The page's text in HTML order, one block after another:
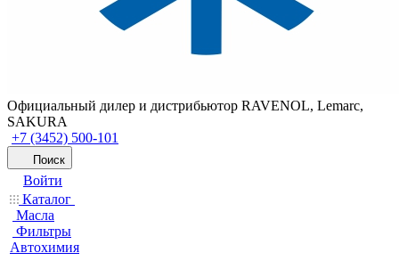
Официальный дилер и дистрибьютор RAVENOL, Lemarc,
SAKURA
+7 (3452) 500-101
Поиск
Войти
Каталог
Масла
Фильтры
Автохимия